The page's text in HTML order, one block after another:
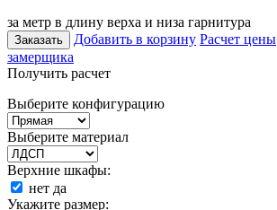
за метр в длину верха и низа гарнитура
Заказать Добавить в корзину Расчет цены
замерщика
Получить расчет
Выберите конфигурацию
Выберите материал
Верхние шкафы:
нет да
Укажите размер: